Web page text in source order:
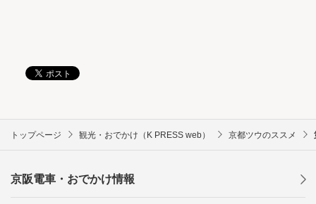
トップページ 観光・おでかけ（K PRESS web） 京都ツウのススメ
京阪電車・おでかけ情報